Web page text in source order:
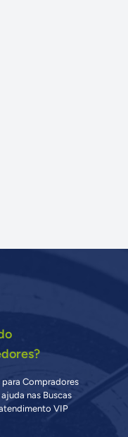
para Compradores
nas Buscas
VIP